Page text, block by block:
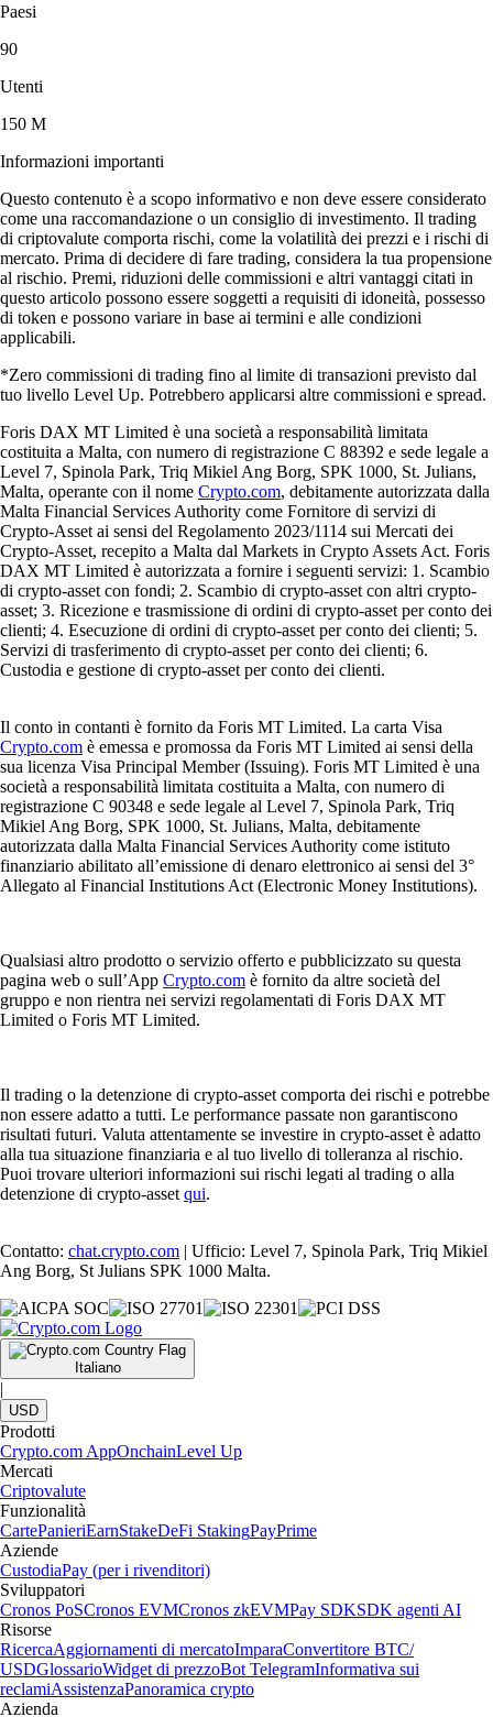
Paesi
90
Utenti
150 M
Informazioni importanti
Questo contenuto è a scopo informativo e non deve essere considerato
come una raccomandazione o un consiglio di investimento. Il trading
di criptovalute comporta rischi, come la volatilità dei prezzi e i rischi di
mercato. Prima di decidere di fare trading, considera la tua propensione
al rischio. Premi, riduzioni delle commissioni e altri vantaggi citati in
questo articolo possono essere soggetti a requisiti di idoneità, possesso
di token e possono variare in base ai termini e alle condizioni
applicabili.
*Zero commissioni di trading fino al limite di transazioni previsto dal
tuo livello Level Up. Potrebbero applicarsi altre commissioni e spread.
Foris DAX MT Limited è una società a responsabilità limitata
costituita a Malta, con numero di registrazione C 88392 e sede legale a
Level 7, Spinola Park, Triq Mikiel Ang Borg, SPK 1000, St. Julians,
Malta, operante con il nome Crypto.com, debitamente autorizzata dalla
Malta Financial Services Authority come Fornitore di servizi di
Crypto-Asset ai sensi del Regolamento 2023/1114 sui Mercati dei
Crypto-Asset, recepito a Malta dal Markets in Crypto Assets Act. Foris
DAX MT Limited è autorizzata a fornire i seguenti servizi: 1. Scambio
di crypto-asset con fondi; 2. Scambio di crypto-asset con altri crypto-
asset; 3. Ricezione e trasmissione di ordini di crypto-asset per conto dei
clienti; 4. Esecuzione di ordini di crypto-asset per conto dei clienti; 5.
Servizi di trasferimento di crypto-asset per conto dei clienti; 6.
Custodia e gestione di crypto-asset per conto dei clienti.
Il conto in contanti è fornito da Foris MT Limited. La carta Visa
Crypto.com è emessa e promossa da Foris MT Limited ai sensi della
sua licenza Visa Principal Member (Issuing). Foris MT Limited è una
società a responsabilità limitata costituita a Malta, con numero di
registrazione C 90348 e sede legale al Level 7, Spinola Park, Triq
Mikiel Ang Borg, SPK 1000, St. Julians, Malta, debitamente
autorizzata dalla Malta Financial Services Authority come istituto
finanziario abilitato all’emissione di denaro elettronico ai sensi del 3°
Allegato al Financial Institutions Act (Electronic Money Institutions).
Qualsiasi altro prodotto o servizio offerto e pubblicizzato su questa
pagina web o sull’App Crypto.com è fornito da altre società del
gruppo e non rientra nei servizi regolamentati di Foris DAX MT
Limited o Foris MT Limited.
Il trading o la detenzione di crypto-asset comporta dei rischi e potrebbe
non essere adatto a tutti. Le performance passate non garantiscono
risultati futuri. Valuta attentamente se investire in crypto-asset è adatto
alla tua situazione finanziaria e al tuo livello di tolleranza al rischio.
Puoi trovare ulteriori informazioni sui rischi legati al trading o alla
detenzione di crypto-asset qui.
Contatto: chat.crypto.com | Ufficio: Level 7, Spinola Park, Triq Mikiel
Ang Borg, St Julians SPK 1000 Malta.
Italiano
|
USD
Prodotti
Crypto.com AppOnchainLevel Up
Mercati
Criptovalute
Funzionalità
CartePanieriEarnStakeDeFi StakingPayPrime
Aziende
CustodiaPay (per i rivenditori)
Sviluppatori
Cronos PoSCronos EVMCronos zkEVMPay SDKSDK agenti AI
Risorse
RicercaAggiornamenti di mercatoImparaConvertitore BTC/
USDGlossarioWidget di prezzoBot TelegramInformativa sui
reclamiAssistenzaPanoramica crypto
Azienda